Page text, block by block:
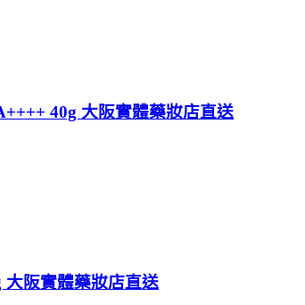
40g 大阪實體藥妝店直送
大阪實體藥妝店直送